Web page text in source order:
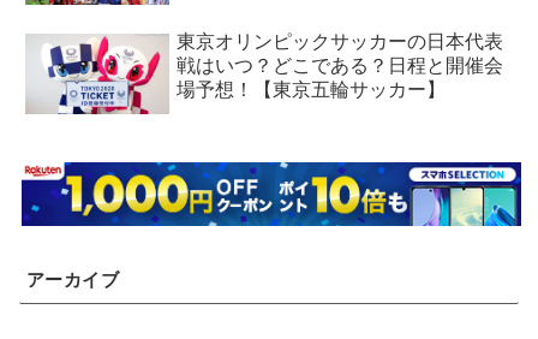
東京オリンピックサッカーの日本代表
戦はいつ？どこである？日程と開催会
場予想！【東京五輪サッカー】
アーカイブ